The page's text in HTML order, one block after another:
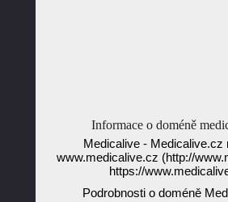
Informace o doméně
Medicalive - Medicalive.cz
www.medicalive.cz (http://
https://
Podrobnosti o doméně